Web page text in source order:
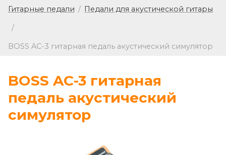
Гитарные педали / Педали для акустической гитары
/
BOSS AC-3 гитарная педаль акустический симулятор
BOSS AC-3 гитарная
педаль акустический
симулятор